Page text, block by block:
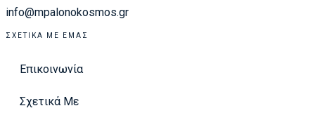
info@mpalonokosmos.gr
ΣΧΕΤΙΚΆ ΜΕ ΕΜΆΣ
Επικοινωνία
Σχετικά Με